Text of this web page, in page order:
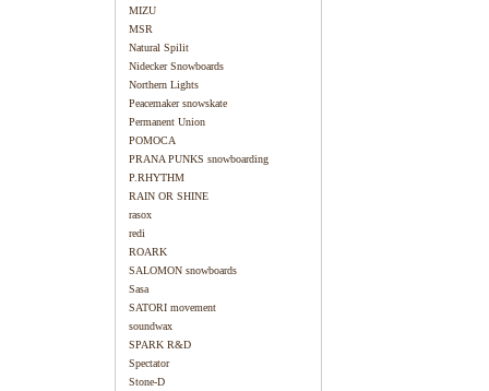
MIZU
MSR
Natural Spilit
Nidecker Snowboards
Northern Lights
Peacemaker snowskate
Permanent Union
POMOCA
PRANA PUNKS snowboarding
P.RHYTHM
RAIN OR SHINE
rasox
redi
ROARK
SALOMON snowboards
Sasa
SATORI movement
soundwax
SPARK R&D
Spectator
Stone-D